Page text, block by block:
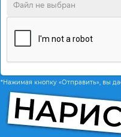
*Нажимая кнопку «Отправить», вы